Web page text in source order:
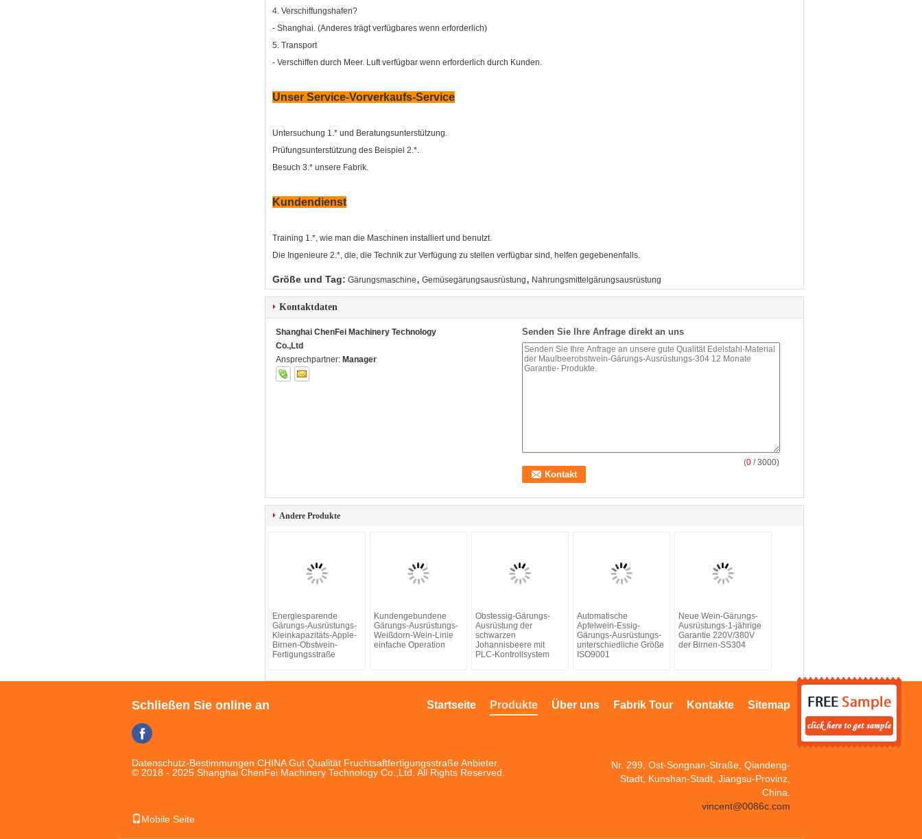
4. Verschiffungshafen?
- Shanghai. (Anderes trägt verfügbares wenn erforderlich)
5. Transport
- Verschiffen durch Meer. Luft verfügbar wenn erforderlich durch Kunden.
Unser Service-Vorverkaufs-Service
Untersuchung 1.* und Beratungsunterstützung.
Prüfungsunterstützung des Beispiel 2.*.
Besuch 3.* unsere Fabrik.
Kundendienst
Training 1.*, wie man die Maschinen installiert und benutzt.
Die Ingenieure 2.*, die, die Technik zur Verfügung zu stellen verfügbar sind, helfen gegebenenfalls.
Größe und Tag: Gärungsmaschine, Gemüsegärungsausrüstung, Nahrungsmittelgärungsausrüstung
Kontaktdaten
Shanghai ChenFei Machinery Technology
Co.,Ltd
Ansprechpartner: Manager
Senden Sie Ihre Anfrage direkt an uns
(0 / 3000)
Andere Produkte
Energiesparende
Gärungs-Ausrüstungs-
Kleinkapazitäts-Apple-
Birnen-Obstwein-
Fertigungsstraße
Kundengebundene
Gärungs-Ausrüstungs-
Weißdorn-Wein-Linie
einfache Operation
Obstessig-Gärungs-
Ausrüstung der
schwarzen
Johannisbeere mit
PLC-Kontrollsystem
Automatische
Apfelwein-Essig-
Gärungs-Ausrüstungs-
unterschiedliche Größe
ISO9001
Neue Wein-Gärungs-
Ausrüstungs-1-jährige
Garantie 220V/380V
der Birnen-SS304
Schließen Sie online an Sitemap
Kontakte
Fabrik Tour
Über uns
Produkte
Startseite
Datenschutz-Bestimmungen CHINA Gut Qualität Fruchtsaftfertigungsstraße Anbieter.
© 2018 - 2025 Shanghai ChenFei Machinery Technology Co.,Ltd. All Rights Reserved.
Nr. 299, Ost-Songnan-Straße, Qiandeng-
Stadt, Kunshan-Stadt, Jiangsu-Provinz,
China.
vincent@0086c.com
Mobile Seite